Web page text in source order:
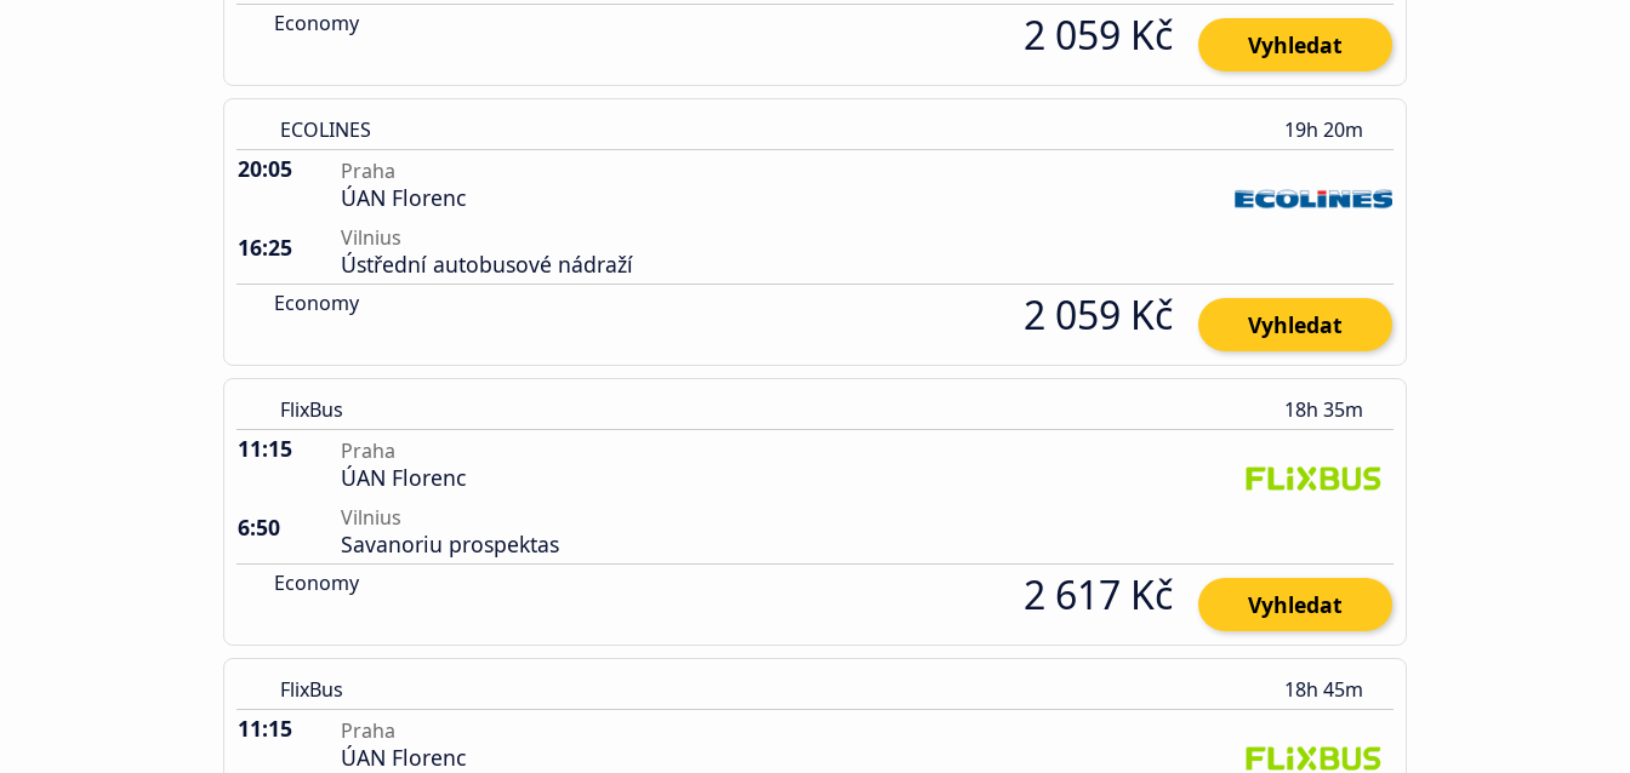
Economy 2 059 Kč Vyhledat
ECOLINES 19h 20m
20:05 Praha
ÚAN Florenc
16:25
Vilnius
Ústřední autobusové nádraží
Economy 2 059 Kč Vyhledat
FlixBus 18h 35m
11:15 Praha
ÚAN Florenc
6:50
Vilnius
Savanoriu prospektas
Economy 2 617 Kč Vyhledat
FlixBus 18h 45m
11:15 Praha
ÚAN Florenc